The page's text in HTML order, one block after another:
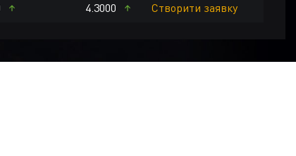
4.3000 Створити заявку